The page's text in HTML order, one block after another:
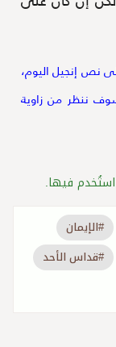
نص إنجيل اليوم،
ننظر من زاوية
فيها.
#الإيمان
#قداس الأحد